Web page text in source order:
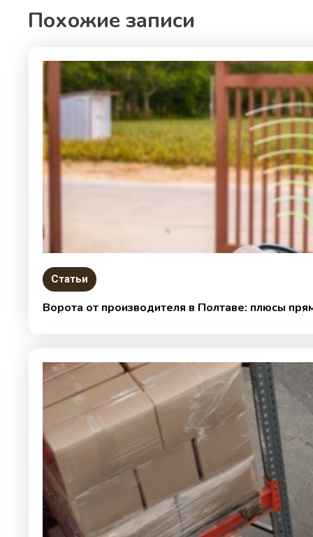
Похожие записи
Статьи
Ворота от производителя в Полтаве: плюсы